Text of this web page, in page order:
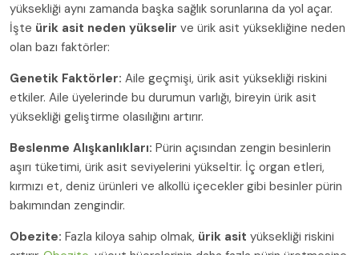
yüksekliği aynı zamanda başka sağlık sorunlarına da yol açar.
İşte ürik asit neden yükselir ve ürik asit yüksekliğine neden
olan bazı faktörler:
Genetik Faktörler: Aile geçmişi, ürik asit yüksekliği riskini
etkiler. Aile üyelerinde bu durumun varlığı, bireyin ürik asit
yüksekliği geliştirme olasılığını artırır.
Beslenme Alışkanlıkları: Pürin açısından zengin besinlerin
aşırı tüketimi, ürik asit seviyelerini yükseltir. İç organ etleri,
kırmızı et, deniz ürünleri ve alkollü içecekler gibi besinler pürin
bakımından zengindir.
Obezite: Fazla kiloya sahip olmak, ürik asit yüksekliği riskini